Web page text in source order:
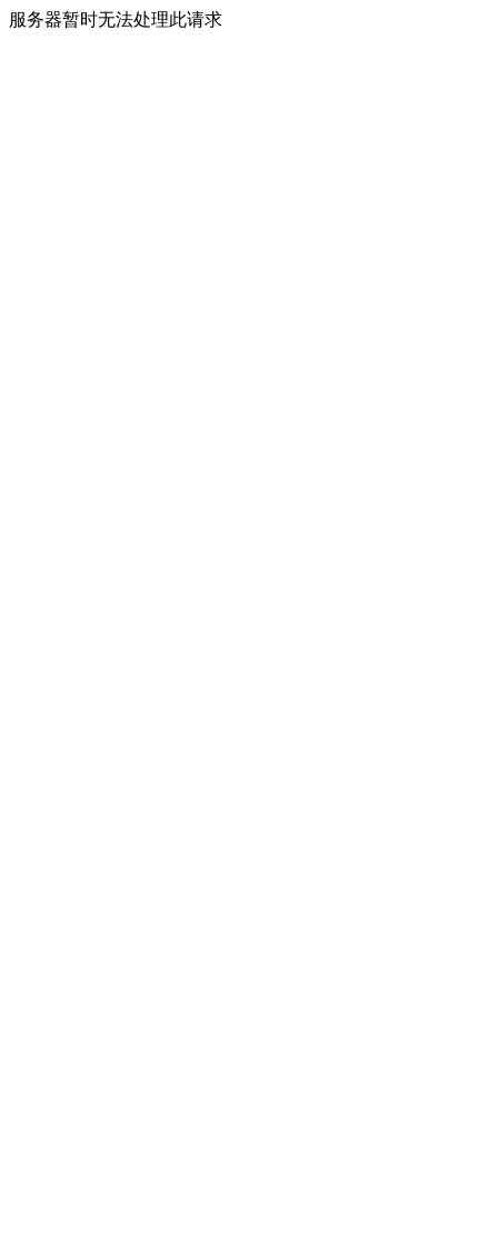
服务器暂时无法处理此请求